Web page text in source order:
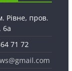
Рівне, пров.
6а
71 72